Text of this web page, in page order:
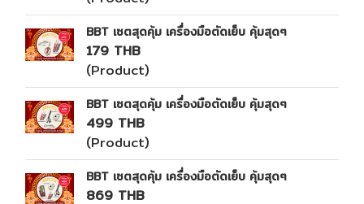
BBT เซตสุดคุ้ม เครื่องมือตัดเย็บ คุ้มสุดๆ
179 THB
(Product)
BBT เซตสุดคุ้ม เครื่องมือตัดเย็บ คุ้มสุดๆ
499 THB
(Product)
BBT เซตสุดคุ้ม เครื่องมือตัดเย็บ คุ้มสุดๆ
869 THB